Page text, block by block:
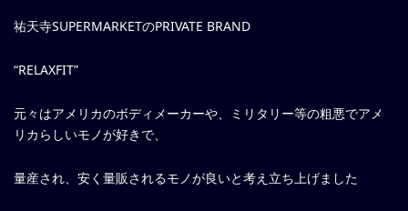
祐天寺SUPERMARKETのPRIVATE BRAND
“RELAXFIT”
元々はアメリカのボディメーカーや、ミリタリー等の粗悪でアメ
リカらしいモノが好きで、
量産され、安く量販されるモノが良いと考え立ち上げました